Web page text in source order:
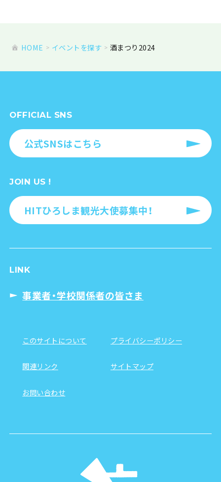
HOME イベントを探す 酒まつり2024
OFFICIAL SNS
公式SNSはこちら
JOIN US !
HITひろしま観光大使募集中！
LINK
事業者・学校関係者の皆さま
このサイトについて プライバシーポリシー
関連リンク サイトマップ
お問い合わせ